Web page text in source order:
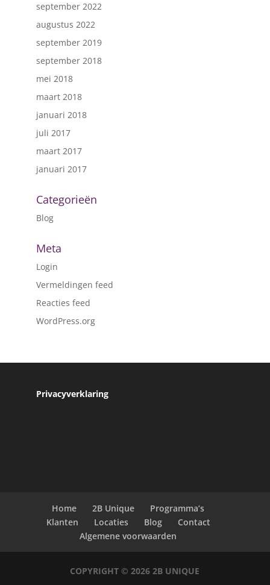
september 2022
augustus 2022
september 2019
september 2018
mei 2018
maart 2018
januari 2018
juli 2017
maart 2017
januari 2017
Categorieën
Blog
Meta
Login
Vermeldingen feed
Reacties feed
WordPress.org
Privacyverklaring
Home 2B Unique
Programma’s
Klanten
Locaties Blog
Contact
Algemene voorwaarden
COPYRIGHT © 20262B UNIQUE